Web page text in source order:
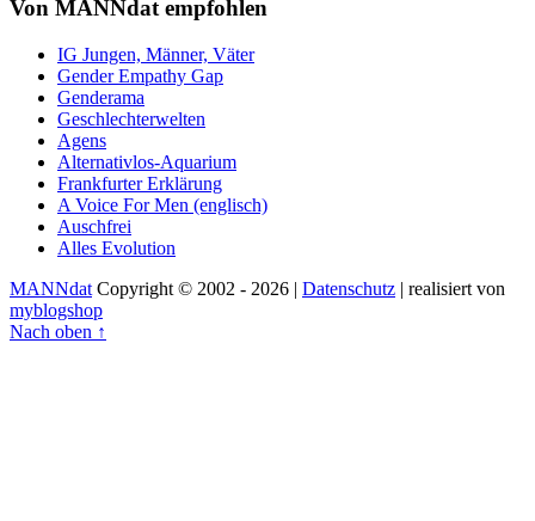
Von MANNdat empfohlen
IG Jungen, Männer, Väter
Gender Empathy Gap
Genderama
Geschlechterwelten
Agens
Alternativlos-Aquarium
Frankfurter Erklärung
A Voice For Men (englisch)
Auschfrei
Alles Evolution
MANNdat Copyright © 2002 - 2026 | Datenschutz | realisiert von
myblogshop
Nach oben ↑